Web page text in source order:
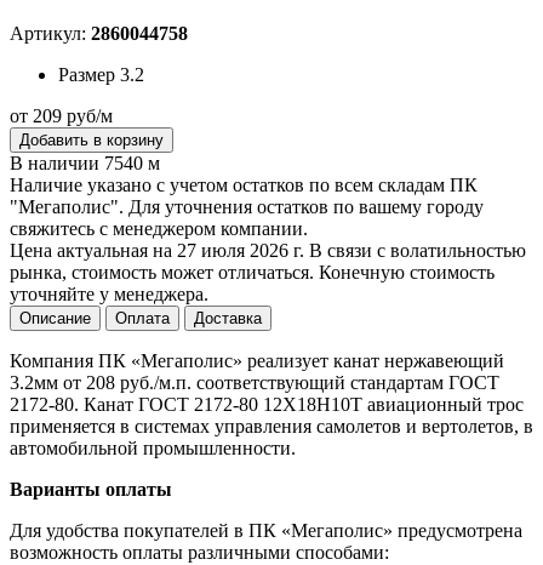
Артикул: 2860044758
Размер 3.2
от 209 руб/м
Добавить в корзину
В наличии 7540 м
Наличие указано с учетом остатков по всем складам ПК
"Мегаполис". Для уточнения остатков по вашему городу
свяжитесь с менеджером компании.
Цена актуальная на 27 июля 2026 г. В связи с волатильностью
рынка, стоимость может отличаться. Конечную стоимость
уточняйте у менеджера.
Описание Оплата Доставка
Компания ПК «Мегаполис» реализует канат нержавеющий
3.2мм от 208 руб./м.п. соответствующий стандартам ГОСТ
2172-80. Канат ГОСТ 2172-80 12Х18Н10Т авиационный трос
применяется в системах управления самолетов и вертолетов, в
автомобильной промышленности.
Варианты оплаты
Для удобства покупателей в ПК «Мегаполис» предусмотрена
возможность оплаты различными способами: